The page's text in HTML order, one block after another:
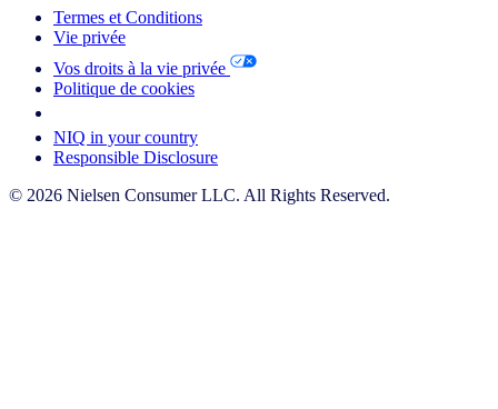
Termes et Conditions
Vie privée
Vos droits à la vie privée
Politique de cookies
NIQ in your country
Responsible Disclosure
© 2026 Nielsen Consumer LLC. All Rights Reserved.